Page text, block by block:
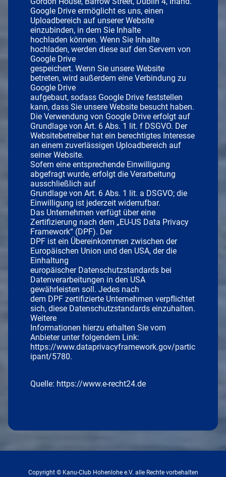
Google Drive ermöglicht es uns, einen
Uploadbereich auf unserer Website
einzubinden, in dem Sie Inhalte
hochladen können. Wenn Sie Inhalte
hochladen, werden diese auf den Servern von
Google Drive
gespeichert. Wenn Sie unsere Website
betreten, wird außerdem eine Verbindung zu
Google Drive
aufgebaut, sodass Google Drive feststellen
kann, dass Sie unsere Website besucht haben.
Die Verwendung von Google Drive erfolgt auf
Grundlage von Art. 6 Abs. 1 lit. f DSGVO. Der
Websitebetreiber hat ein berechtigtes Interesse
an einem zuverlässigen Uploadbereich auf
seiner Website.
Sofern eine entsprechende Einwilligung
abgefragt wurde, erfolgt die Verarbeitung
ausschließlich auf
Grundlage von Art. 6 Abs. 1 lit. a DSGVO; die
Einwilligung ist jederzeit widerrufbar.
Das Unternehmen verfügt über eine
Zertifizierung nach dem „EU-US Data Privacy
Framework“ (DPF). Der
DPF ist ein Übereinkommen zwischen der
Europäischen Union und den USA, der die
Einhaltung
europäischer Datenschutzstandards bei
Datenverarbeitungen in den USA
gewährleisten soll. Jedes nach
dem DPF zertifizierte Unternehmen verpflichtet
sich, diese Datenschutzstandards einzuhalten.
Weitere
Informationen hierzu erhalten Sie vom
Anbieter unter folgendem Link:
https://www.dataprivacyframework.gov/partic
ipant/5780.
Quelle: https://www.e-recht24.de
Copyright © Kanu-Club Hohenlohe e.V. alle Rechte vorbehalten